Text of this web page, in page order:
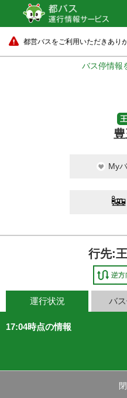
都営バスをご利用いただきあり
バス停情報
My
行先:
運行状況 バ
17:04時点の情報